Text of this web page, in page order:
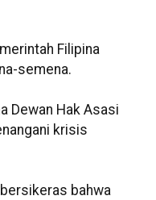
Filipina
semena.
Dewan Hak Asasi
krisis
bahwa